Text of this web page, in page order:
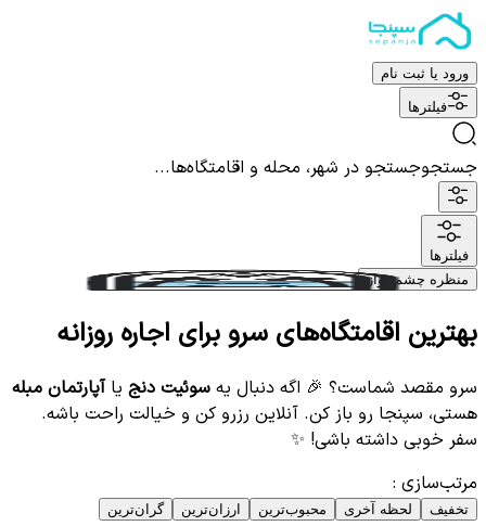
ورود یا ثبت نام
فیلترها
جستجوجستجو در شهر، محله و اقامتگاه‌ها...
فیلترها
منظره چشم نواز
بهترین اقامتگاه‌های سرو برای اجاره روزانه
سرو مقصد شماست؟ 🎉 اگه دنبال یه سوئیت دنج یاآپارتمان مبله
هستی، سپنجا رو باز کن. آنلاین رزرو کن و خیالت راحت باشه.
سفر خوبی داشته باشی! ✨
مرتب‌سازی :
تخفیف لحظه آخری محبوب‌ترین ارزان‌ترین گران‌ترین